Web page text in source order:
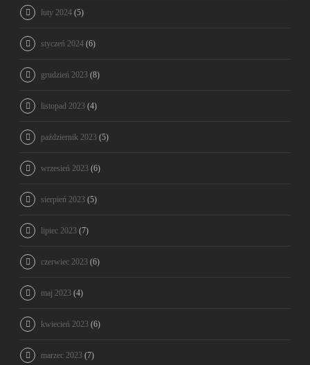
luty 2024 (5)
styczeń 2024 (6)
grudzień 2023 (8)
listopad 2023 (4)
październik 2023 (5)
wrzesień 2023 (6)
sierpień 2023 (5)
lipiec 2023 (7)
czerwiec 2023 (6)
maj 2023 (4)
kwiecień 2023 (6)
marzec 2023 (7)